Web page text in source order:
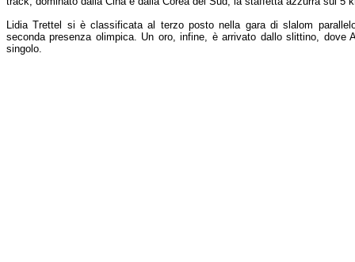
Lidia Trettel si è classificata al terzo posto nella gara di slalom
seconda presenza olimpica. Un oro, infine, è arrivato dallo slittino, dove
singolo.